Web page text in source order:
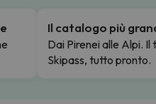
Il catalogo più
Dai Pirenei alle Alpi. Il
Skipass, tutto pronto.